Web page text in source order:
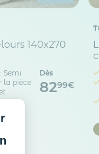
140x270
Semi
la pièce
Dès
8299€